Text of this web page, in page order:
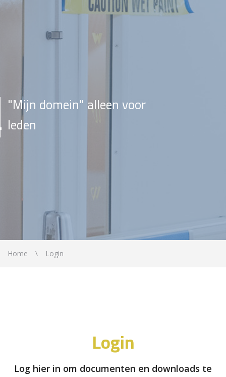
"Mijn domein" alleen voor
leden
Home Login
Login
Log hier in om documenten en downloads te